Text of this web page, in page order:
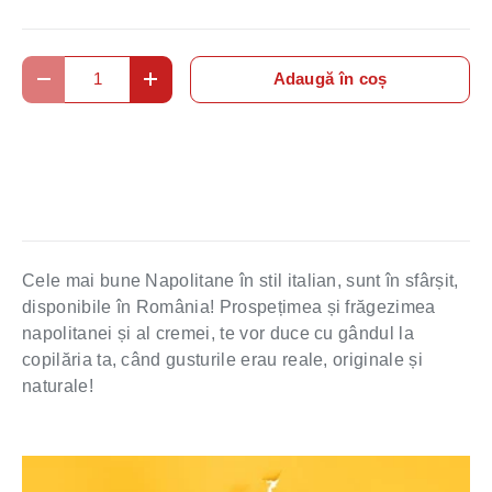
Cantitate
Micșorează cantitateaMărește cantitateaAdaugă în coș
Cele mai bune Napolitane în stil italian, sunt în sfârșit,
disponibile în România! Prospețimea și frăgezimea
napolitanei și al cremei, te vor duce cu gândul la
copilăria ta, când gusturile erau reale, originale și
naturale!